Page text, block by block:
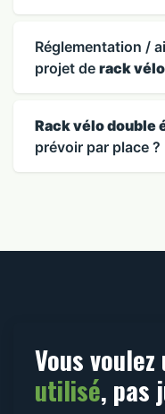
Réglementation /
projet de rack vélo
Rack vélo double
prévoir par place ?
Vous
utilisé, pas